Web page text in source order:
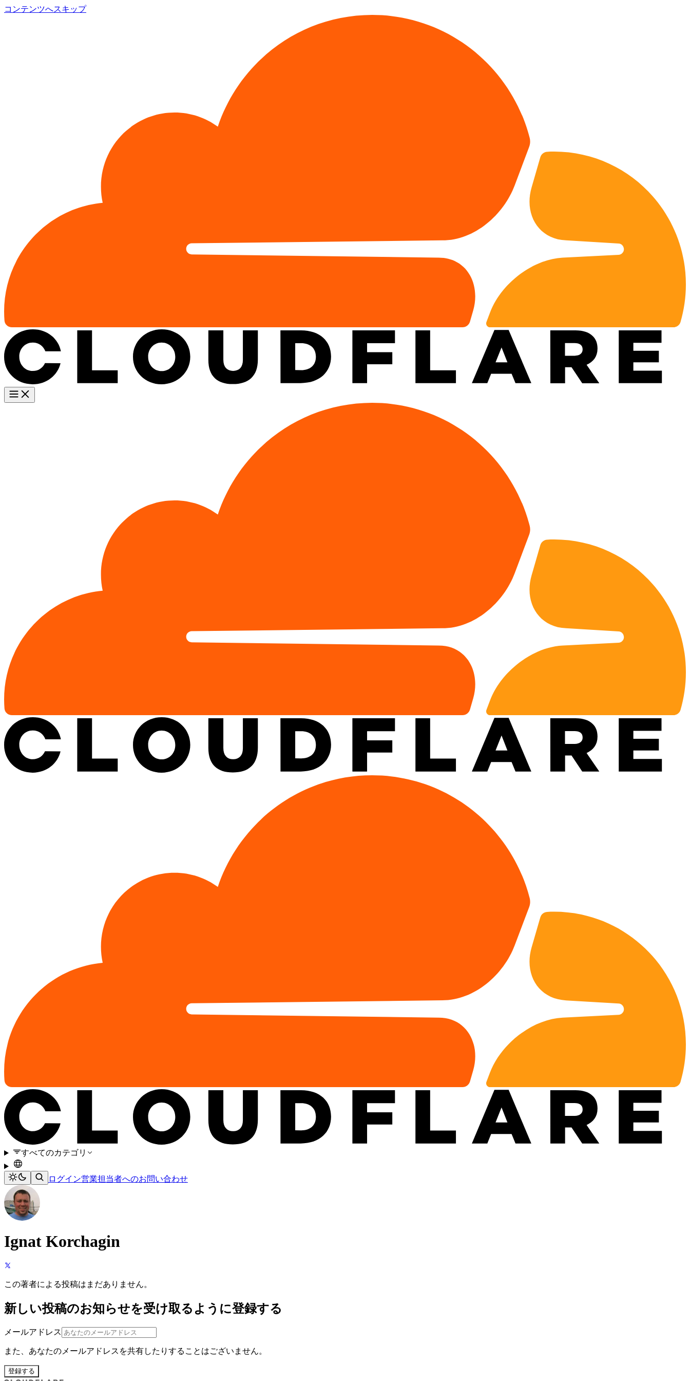
コンテンツへスキップ
すべてのカテゴリ
ログイン営業担当者へのお問い合わせ
Ignat Korchagin
この著者による投稿はまだありません。
新しい投稿のお知らせを受け取るように登録する
メールアドレス
また、あなたのメールアドレスを共有したりすることはございません。
登録する